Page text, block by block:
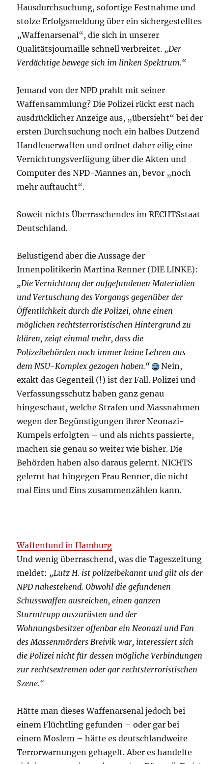
Hausdurchsuchung, sofortige Festnahme und
stolze Erfolgsmeldung über ein sichergestelltes
„Waffenarsenal“, die sich in unserer
Qualitätsjournaille schnell verbreitet. „Der
Verdächtige bewege sich im linken Spektrum.“
Jemand von der NPD prahlt mit seiner
Waffensammlung? Die Polizei rückt erst nach
ausdrücklicher Anzeige aus, „übersieht“ bei der
ersten Durchsuchung noch ein halbes Dutzend
Handfeuerwaffen und ordnet daher eilig eine
Vernichtungsverfügung über die Akten und
Computer des NPD-Mannes an, bevor „noch
mehr auftaucht“.
Soweit nichts Überraschendes im RECHTSstaat
Deutschland.
Belustigend aber die Aussage der
Innenpolitikerin Martina Renner (DIE LINKE):
„Die Vernichtung der aufgefundenen Materialien
und Vertuschung des Vorgangs gegenüber der
Öffentlichkeit durch die Polizei, ohne einen
möglichen rechtsterroristischen Hintergrund zu
klären, zeigt einmal mehr, dass die
Polizeibehörden noch immer keine Lehren aus
dem NSU-Komplex gezogen haben.“
Nein,
exakt das Gegenteil (!) ist der Fall. Polizei und
Verfassungsschutz haben ganz genau
hingeschaut, welche Strafen und Massnahmen
wegen der Begünstigungen ihrer Neonazi-
Kumpels erfolgten – und als nichts passierte,
machen sie genau so weiter wie bisher. Die
Behörden haben also daraus gelernt. NICHTS
gelernt hat hingegen Frau Renner, die nicht
mal Eins und Eins zusammenzählen kann.
Waffenfund in Hamburg
Und wenig überraschend, was die Tageszeitung
meldet: „Lutz H. ist polizeibekannt und gilt als der
NPD nahestehend. Obwohl die gefundenen
Schusswaffen ausreichen, einen ganzen
Sturmtrupp auszurüsten und der
Wohnungsbesitzer offenbar ein Neonazi und Fan
des Massenmörders Breivik war, interessiert sich
die Polizei nicht für dessen mögliche Verbindungen
zur rechtsextremen oder gar rechtsterroristischen
Szene.“
Hätte man dieses Waffenarsenal jedoch bei
einem Flüchtling gefunden – oder gar bei
einem Moslem – hätte es deutschlandweite
Terrorwarnungen gehagelt. Aber es handelte